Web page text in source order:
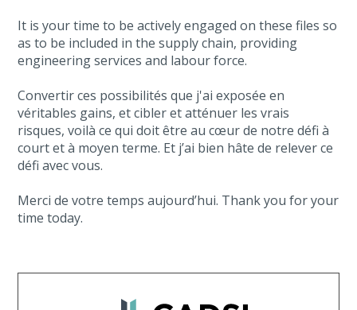
It is your time to be actively engaged on these files so
as to be included in the supply chain, providing
engineering services and labour force.
Convertir ces possibilités que j'ai exposée en
véritables gains, et cibler et atténuer les vrais
risques, voilà ce qui doit être au cœur de notre défi à
court et à moyen terme. Et j’ai bien hâte de relever ce
défi avec vous.
Merci de votre temps aujourd’hui. Thank you for your
time today.